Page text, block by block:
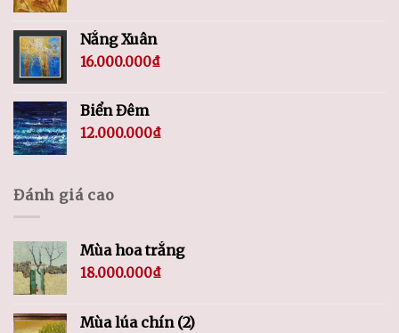
Nắng Xuân
16.000.000₫
Biển Đêm
12.000.000₫
Đánh giá cao
Mùa hoa trắng
18.000.000₫
Mùa lúa chín (2)